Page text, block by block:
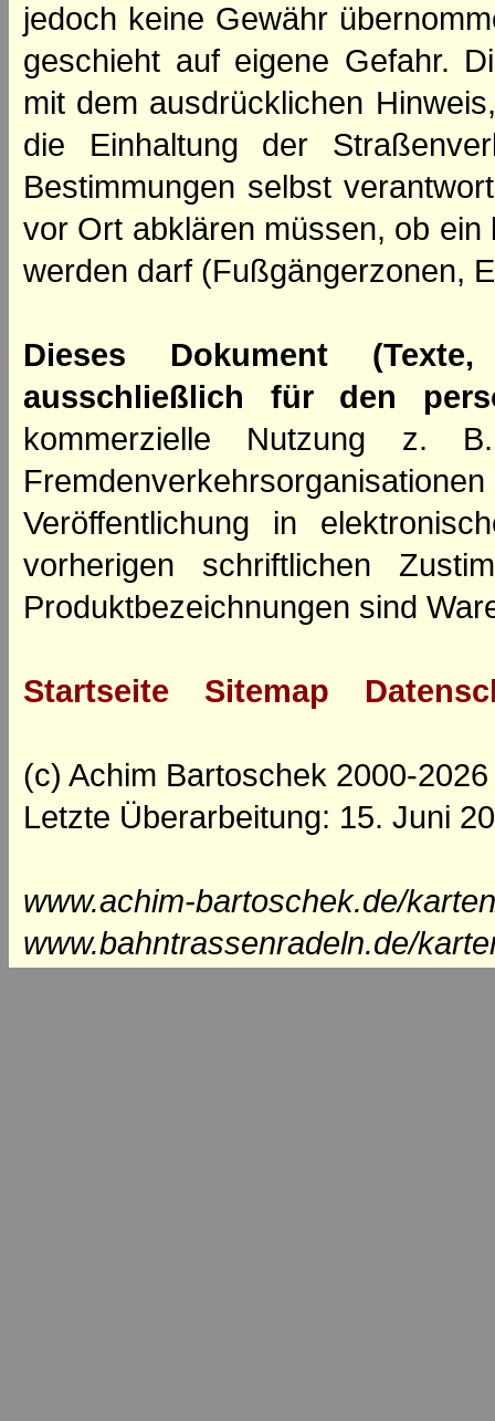
jedoch keine Gewähr
geschieht auf eigene Gefahr.
mit dem ausdrücklichen
die Einhaltung der
Bestimmungen selbst
vor Ort abklären müssen, ob
werden darf (Fußgängerzonen,
Dieses Dokument
ausschließlich für den
kommerzielle Nutzung z.
Veröffentlichung in
vorherigen schriftlichen
Produktbezeichnungen sind
Startseite Sitemap
(c) Achim Bartoschek 2000-2026
Letzte Überarbeitung: 15. Juni
www.achim-bartoschek.de/
www.bahntrassenradeln.de/